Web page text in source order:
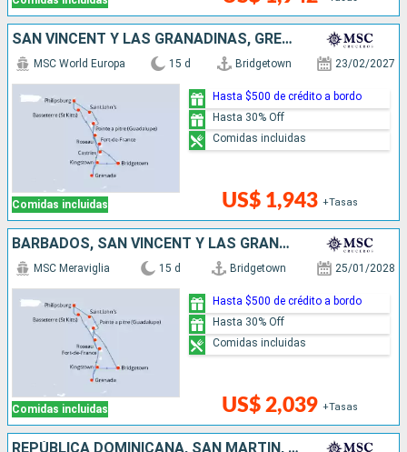
SAN VINCENT Y LAS GRANADINAS, GRENADA, ANTIGUA Y BARBUDA, SAN MARTÍN, DOMINICA, SANTA LUCIA, BARBADOS
Comidas incluidas
MSC World Europa 15 d Bridgetown 23/02/2027
US$ 1,943 +Tasas
Hasta $500 de crédito a bordo
Hasta 30% Off
Comidas incluidas
BARBADOS, SAN VINCENT Y LAS GRANADINAS, GRENADA, ANTIGUA Y BARBUDA, SAN MARTÍN, DOMINICA
Comidas incluidas
MSC Meraviglia 15 d Bridgetown 25/01/2028
US$ 2,039 +Tasas
Hasta $500 de crédito a bordo
Hasta 30% Off
Comidas incluidas
REPÚBLICA DOMINICANA, SAN MARTÍN, BARBADOS